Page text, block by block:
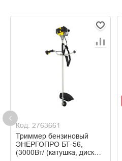
Код: 2763661
Триммер бензиновый
ЭНЕРГОПРО БТ-56,
(3000Вт/ (катушка, диск